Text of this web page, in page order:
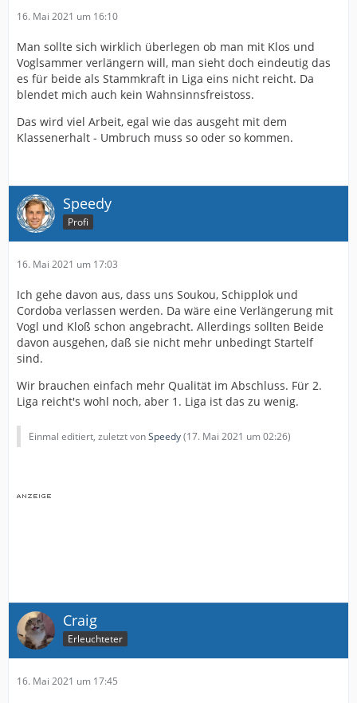
16. Mai 2021 um 16:10
Man sollte sich wirklich überlegen ob man mit Klos und
Voglsammer verlängern will, man sieht doch eindeutig das
es für beide als Stammkraft in Liga eins nicht reicht. Da
blendet mich auch kein Wahnsinnsfreistoss.
Das wird viel Arbeit, egal wie das ausgeht mit dem
Klassenerhalt - Umbruch muss so oder so kommen.
Speedy
Profi
16. Mai 2021 um 17:03
Ich gehe davon aus, dass uns Soukou, Schipplok und
Cordoba verlassen werden. Da wäre eine Verlängerung mit
Vogl und Kloß schon angebracht. Allerdings sollten Beide
davon ausgehen, daß sie nicht mehr unbedingt Startelf
sind.
Wir brauchen einfach mehr Qualität im Abschluss. Für 2.
Liga reicht's wohl noch, aber 1. Liga ist das zu wenig.
Einmal editiert, zuletzt vonSpeedy(17. Mai 2021 um 02:26)
Craig
Erleuchteter
16. Mai 2021 um 17:45